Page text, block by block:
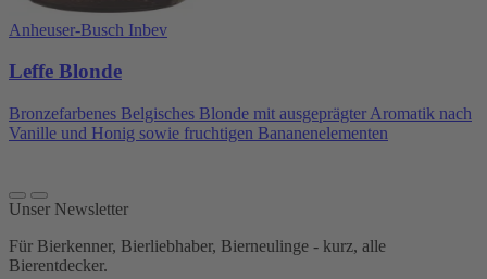
Anheuser-Busch Inbev
Leffe Blonde
Bronzefarbenes Belgisches Blonde mit ausgeprägter Aromatik nach
Vanille und Honig sowie fruchtigen Bananenelementen
Unser Newsletter
Für Bierkenner, Bierliebhaber, Bierneulinge - kurz, alle
Bierentdecker.